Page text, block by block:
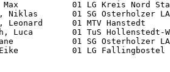
Max           01 LG Kreis Nord
Niklas       01 SG Osterholzer
01 MTV
01 TuS Hollenstedt-
01 SG Osterholzer
01 LG